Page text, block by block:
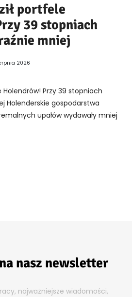
portfele
39 stopniach
mniej
2026
Holendrów! Przy 39 stopniach
Holenderskie gospodarstwa
upałów wydawały mniej
nasz newsletter
najważniejsze wiadomości,